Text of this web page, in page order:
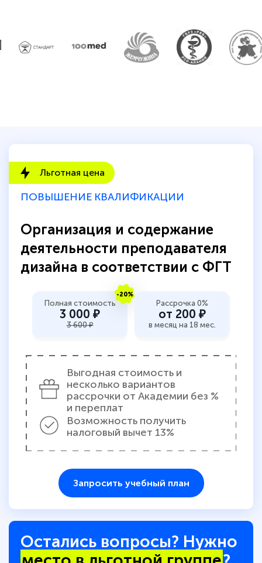
Обучение понравилось: огромное
пособий и учебников доступно на время
прохождения курса, удобная система
аттестации, проблем не возникло ни на
каком этапе…
Льготная цена
ПОВЫШЕНИЕ КВАЛИФИКАЦИИ
Организация и содержание
деятельности преподавателя
дизайна в соответствии с ФГТ
-20%
Полная стоимость
3 000 ₽
3 600 ₽
Рассрочка 0%
от 200 ₽
в месяц на 18 мес.
Выгодная стоимость и
несколько вариантов
рассрочки от Академии без %
и переплат
Возможность получить
налоговый вычет 13%
Запросить учебный план
Остались вопросы? Нужно